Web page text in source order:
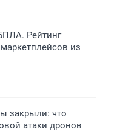
Рейтинг
из
закрыли: что
атаки дронов